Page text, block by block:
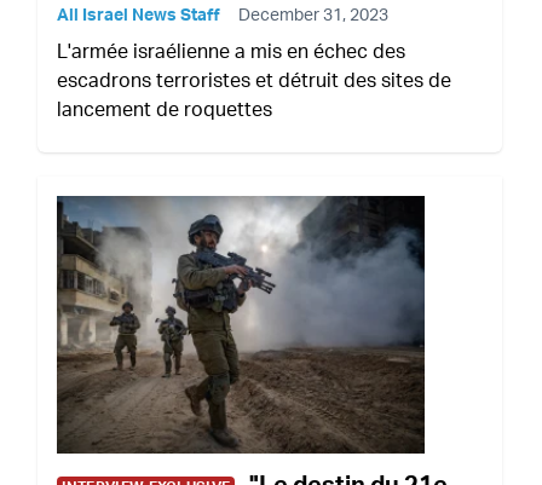
All Israel News Staff December 31, 2023
L'armée israélienne a mis en échec des
escadrons terroristes et détruit des sites de
lancement de roquettes